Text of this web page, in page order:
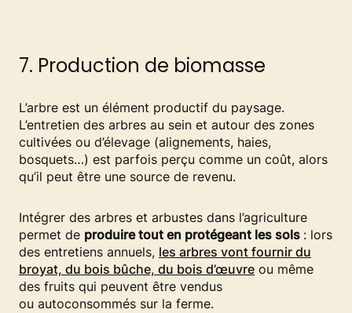
7. Production de biomasse
L’arbre est un élément productif du paysage.
L’entretien des arbres au sein et autour des zones
cultivées ou d’élevage (alignements, haies,
bosquets…) est parfois perçu comme un coût, alors
qu’il peut être une source de revenu.​
Intégrer des arbres et arbustes dans l’agriculture
permet de produire tout en protégeant les sols : lors
des entretiens annuels, les arbres vont fournir du
broyat, du bois bûche, du bois d’œuvre ou même
des fruits qui peuvent être vendus
ou autoconsommés sur la ferme.